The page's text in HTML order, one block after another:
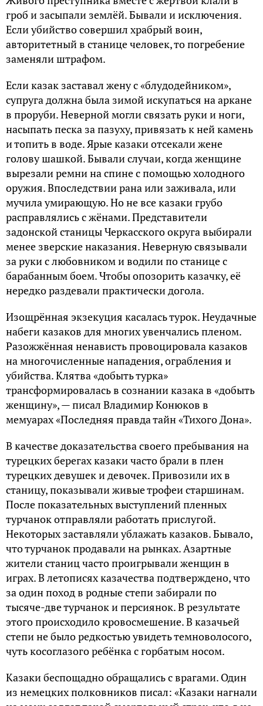
гроб и засыпали землёй. Бывали и исключения.
Если убийство совершил храбрый воин,
авторитетный в станице человек, то погребение
заменяли штрафом.
Если казак заставал жену с «блудодейником»,
супруга должна была зимой искупаться на аркане
в проруби. Неверной могли связать руки и ноги,
насыпать песка за пазуху, привязать к ней камень
и топить в воде. Ярые казаки отсекали жене
голову шашкой. Бывали случаи, когда женщине
вырезали ремни на спине с помощью холодного
оружия. Впоследствии рана или заживала, или
мучила умирающую. Но не все казаки грубо
расправлялись с жёнами. Представители
задонской станицы Черкасского округа выбирали
менее зверские наказания. Неверную связывали
за руки с любовником и водили по станице с
барабанным боем. Чтобы опозорить казачку, её
нередко раздевали практически догола.
Изощрённая экзекуция касалась турок. Неудачные
набеги казаков для многих увенчались пленом.
Разожжённая ненависть провоцировала казаков
на многочисленные нападения, ограбления и
убийства. Клятва «добыть турка»
трансформировалась в сознании казака в «добыть
женщину», — писал Владимир Конюков в
мемуарах «Последняя правда тайн «Тихого Дона».
В качестве доказательства своего пребывания на
турецких берегах казаки часто брали в плен
турецких девушек и девочек. Привозили их в
станицу, показывали живые трофеи старшинам.
После показательных выступлений пленных
турчанок отправляли работать прислугой.
Некоторых заставляли ублажать казаков. Бывало,
что турчанок продавали на рынках. Азартные
жители станиц часто проигрывали женщин в
играх. В летописях казачества подтверждено, что
за один поход в родные степи забирали по
тысяче-две турчанок и персиянок. В результате
этого происходило кровосмешение. В казачьей
степи не было редкостью увидеть темноволосого,
чуть косоглазого ребёнка с горбатым носом.
Казаки беспощадно обращались с врагами. Один
из немецких полковников писал: «Казаки нагнали